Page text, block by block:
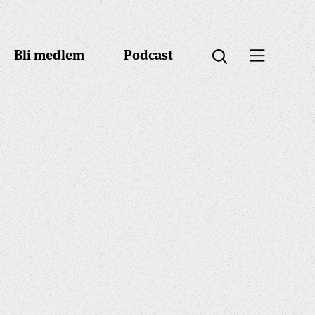
Bli medlem Podcast Öppna sök
Öppna menyn